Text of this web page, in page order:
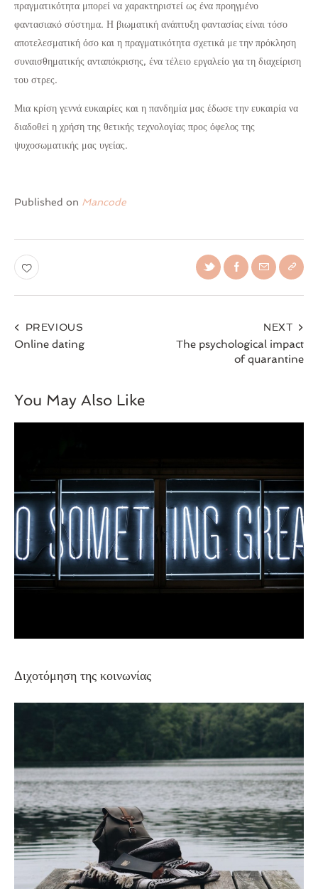
πραγματικότητα μπορεί να χαρακτηριστεί ως ένα προηγμένο
φαντασιακό σύστημα. Η βιωματική ανάπτυξη φαντασίας είναι τόσο
αποτελεσματική όσο και η πραγματικότητα σχετικά με την πρόκληση
συναισθηματικής ανταπόκρισης, ένα τέλειο εργαλείο για τη διαχείριση
του στρες.
Μια κρίση γεννά ευκαιρίες και η πανδημία μας έδωσε την ευκαιρία να
διαδοθεί η χρήση της θετικής τεχνολογίας προς όφελος της
ψυχοσωματικής μας υγείας.
Published on Mancode
PREVIOUS
Online dating
NEXT
The psychological impact
of quarantine
You May Also Like
Διχοτόμηση της κοινωνίας